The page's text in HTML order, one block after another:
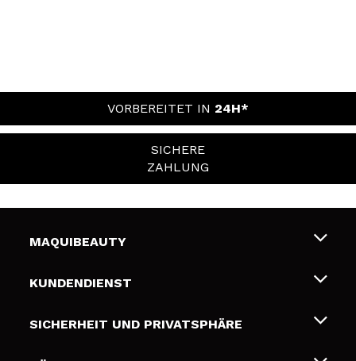
VORBEREITET IN 24H*
SICHERE
ZAHLUNG
MAQUIBEAUTY
Über uns
Geschenkkarten
KUNDENDIENST
Liefer- und Versandkosten
SICHERHEIT UND PRIVATSPHÄRE